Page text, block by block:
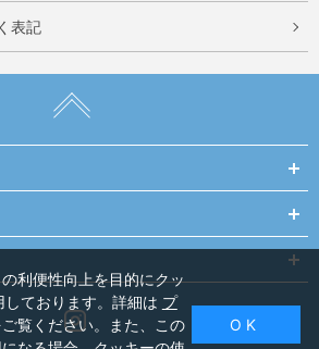
表記
Instagram
利便性向上を目的にクッ
ております。詳細は プ
ご覧ください。また、この
O K